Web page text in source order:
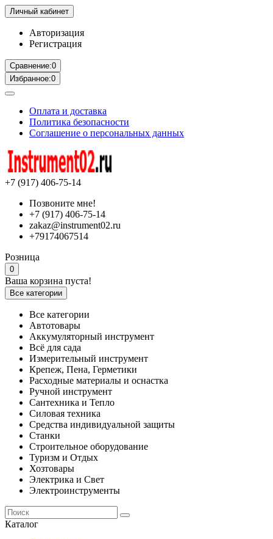
Личный кабинет
Авторизация
Регистрация
Сравнение:0
Избранное:0
Оплата и доставка
Политика безопасности
Соглашение о персональных данных
+7 (917) 406-75-14
Позвоните мне!
+7 (917) 406-75-14
zakaz@instrument02.ru
+79174067514
Розница
0
Ваша корзина пуста!
Все категории
Все категории
Автотовары
Аккумуляторный инструмент
Всё для сада
Измерительный инструмент
Крепеж, Пена, Герметики
Расходные материалы и оснастка
Ручной инструмент
Сантехника и Тепло
Силовая техника
Средства индивидуальной защиты
Станки
Строительное оборудование
Туризм и Отдых
Хозтовары
Электрика и Свет
Электроинструменты
Каталог